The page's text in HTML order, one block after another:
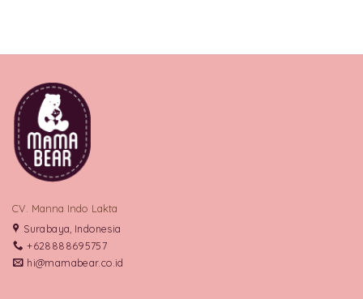
CV. Manna Indo Lakta
Surabaya, Indonesia
+628888695757
hi@mamabear.co.id